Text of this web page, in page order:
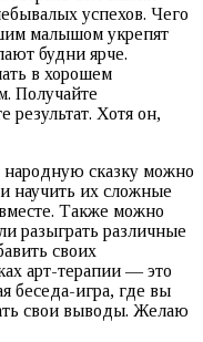
успехов. Чего
малышом укрепят
будни ярче.
в хорошем
Получайте
результат. Хотя он,
народную сказку можно
научить их сложные
Также можно
разыграть различные
своих
арт-терапии — это
беседа-игра, где вы
свои выводы. Желаю